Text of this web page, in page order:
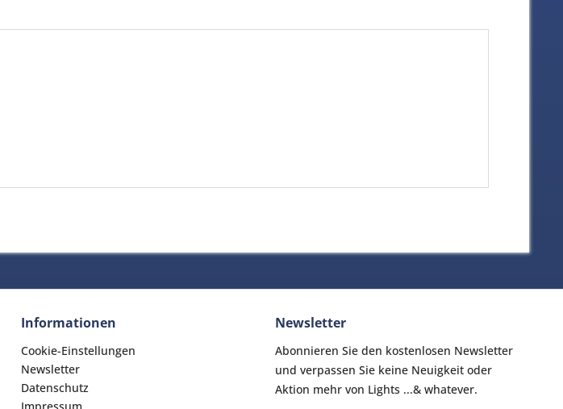
Informationen
Cookie-Einstellungen
Newsletter
Datenschutz
Newsletter
Abonnieren Sie den kostenlosen Newsletter
und verpassen Sie keine Neuigkeit oder
Aktion mehr von Lights ...& whatever.